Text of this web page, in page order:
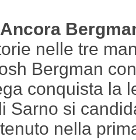
Ancora
nelle tre
Bergman
conquista la
Sarno si
nella